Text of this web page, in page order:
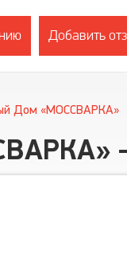
Добавить
Дом «МОССВАРКА»